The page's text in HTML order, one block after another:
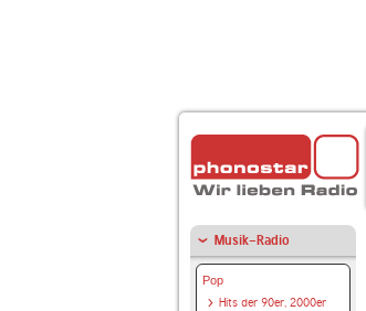
Musik-Radio
Pop
Hits der 90er, 2000er